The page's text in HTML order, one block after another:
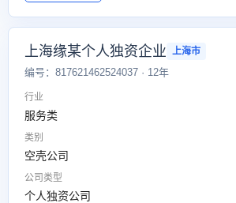
上海缘某个人独资企业 上海市
编号：817621462524037 · 12年
行业
服务类
类别
空壳公司
公司类型
个人独资公司